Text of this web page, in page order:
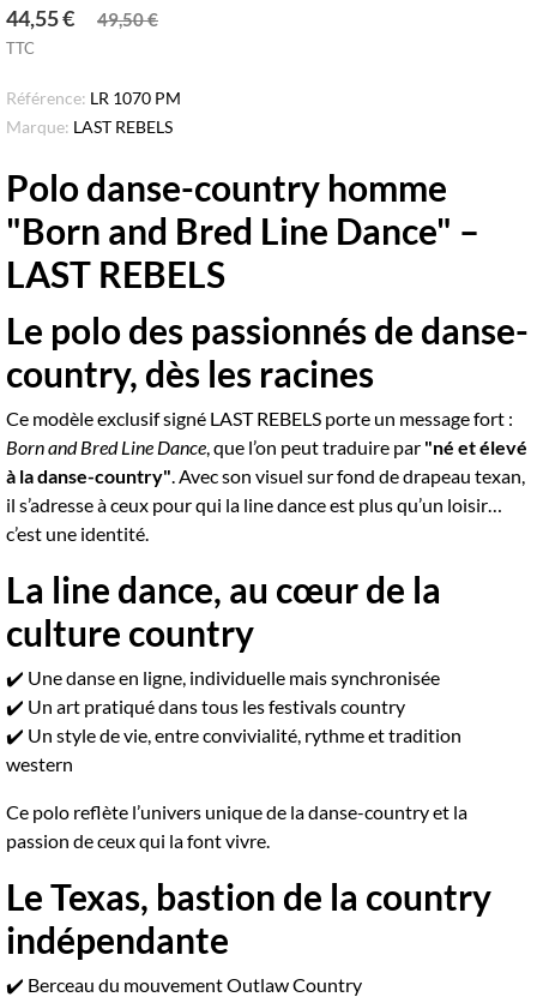
44,55 € 49,50 €
TTC
Référence: LR 1070 PM
Marque: LAST REBELS
Polo danse-country homme
"Born and Bred Line Dance" –
LAST REBELS
Le polo des passionnés de danse-
country, dès les racines
Ce modèle exclusif signé LAST REBELS porte un message fort :
Born and Bred Line Dance, que l’on peut traduire par "né et élevé
à la danse-country". Avec son visuel sur fond de drapeau texan,
il s’adresse à ceux pour qui la line dance est plus qu’un loisir…
c’est une identité.
La line dance, au cœur de la
culture country
✔️ Une danse en ligne, individuelle mais synchronisée
✔️ Un art pratiqué dans tous les festivals country
✔️ Un style de vie, entre convivialité, rythme et tradition
western
Ce polo reflète l’univers unique de la danse-country et la
passion de ceux qui la font vivre.
Le Texas, bastion de la country
indépendante
✔️ Berceau du mouvement Outlaw Country